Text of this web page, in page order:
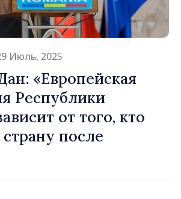
Июль, 2025
«Европейская
Республики
от того, кто
после